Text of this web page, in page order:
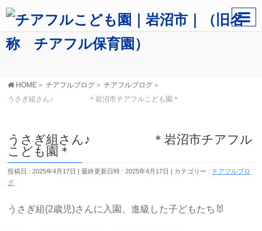
HOME » チアフルブログ » チアフルブログ »
うさぎ組さん♪ ＊岩沼市チアフルこども園＊
うさぎ組さん♪ ＊岩沼市チアフル
こども園＊
投稿日 : 2025年4月17日 最終更新日時 : 2025年4月17日 カテゴリー :チアフルブロ
グ
うさぎ組(2歳児)さんに入園、進級した子どもたち🐰